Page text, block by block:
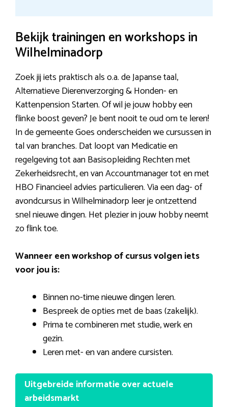
Bekijk trainingen en workshops in
Wilhelminadorp
Zoek jij iets praktisch als o.a. de Japanse taal,
Alternatieve Dierenverzorging & Honden- en
Kattenpension Starten. Of wil je jouw hobby een
flinke boost geven? Je bent nooit te oud om te leren!
In de gemeente Goes onderscheiden we cursussen in
tal van branches. Dat loopt van Medicatie en
regelgeving tot aan Basisopleiding Rechten met
Zekerheidsrecht, en van Accountmanager tot en met
HBO Financieel advies particulieren. Via een dag- of
avondcursus in Wilhelminadorp leer je ontzettend
snel nieuwe dingen. Het plezier in jouw hobby neemt
zo flink toe.
Wanneer een workshop of cursus volgen iets
voor jou is:
Binnen no-time nieuwe dingen leren.
Bespreek de opties met de baas (zakelijk).
Prima te combineren met studie, werk en
gezin.
Leren met- en van andere cursisten.
Uitgebreide informatie over actuele
arbeidsmarkt